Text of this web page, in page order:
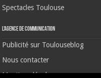
Spectacles Toulouse
L’agence de communication
Publicité sur Toulouseblog
Nous contacter
Mentions légales